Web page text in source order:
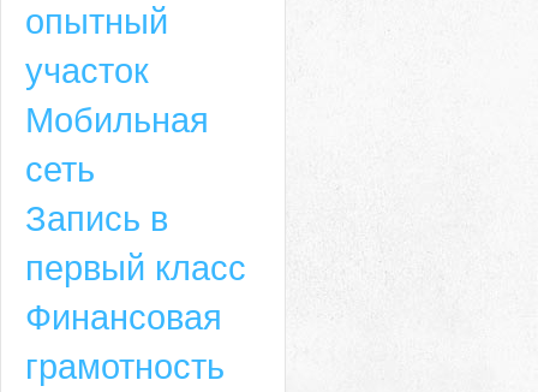
опытный
участок
Мобильная
сеть
Запись в
первый класс
Финансовая
грамотность